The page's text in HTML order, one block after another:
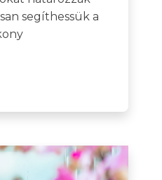
segíthessük a